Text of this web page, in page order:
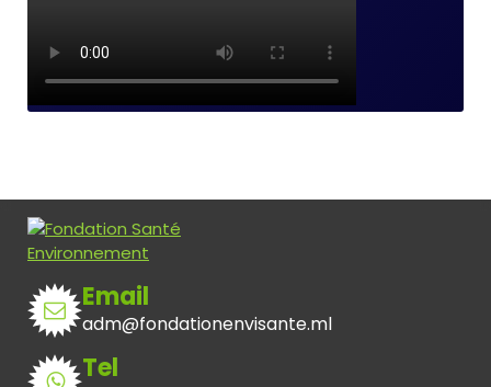
Email
adm@fondationenvisante.ml
Tel